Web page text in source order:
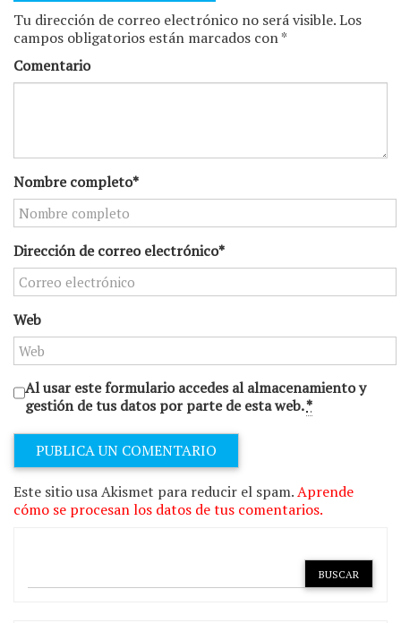
Tu dirección de correo electrónico no será visible. Los
campos obligatorios están marcados con *
Comentario
Nombre completo*
Dirección de correo electrónico*
Web
Al usar este formulario accedes al almacenamiento y
gestión de tus datos por parte de esta web.*
Este sitio usa Akismet para reducir el spam.Aprende
cómo se procesan los datos de tus comentarios.